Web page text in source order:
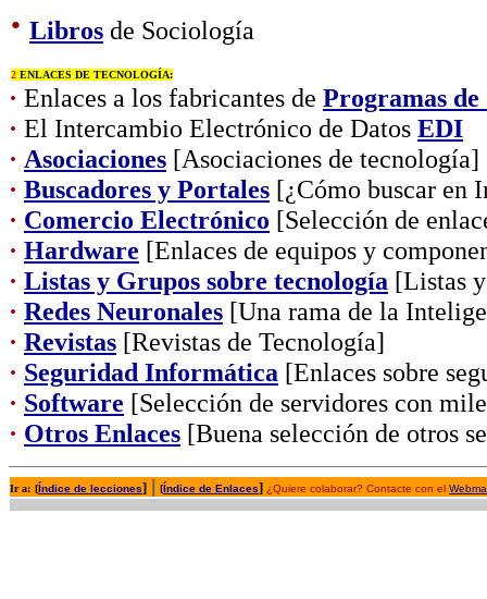
· Libros de Sociología
2 ENLACES DE TECNOLOGÍA:
· Enlaces a los fabricantes de Programas
· El Intercambio Electrónico de Datos EDI
· Asociaciones [Asociaciones de tecnología]
· Buscadores y Portales [¿Cómo buscar en
· Comercio Electrónico [Selección de
· Hardware [Enlaces de equipos y
· Listas y Grupos sobre tecnología [Listas
· Redes Neuronales [Una rama de la
· Revistas [Revistas de Tecnología]
· Seguridad Informática [Enlaces sobre
· Software [Selección de servidores con
· Otros Enlaces [Buena selección de otros
Ir a: [Índice de lecciones] [Índice de Enlaces] ¿Quiere colaborar? Contacte con el